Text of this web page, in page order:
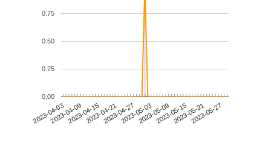
2023-04-032023-04-092023-04-152023-04-212023-04-272023-05-032023-05-092023-05-152023-05-212023-05-27
0.00
0.25
0.50
0.75